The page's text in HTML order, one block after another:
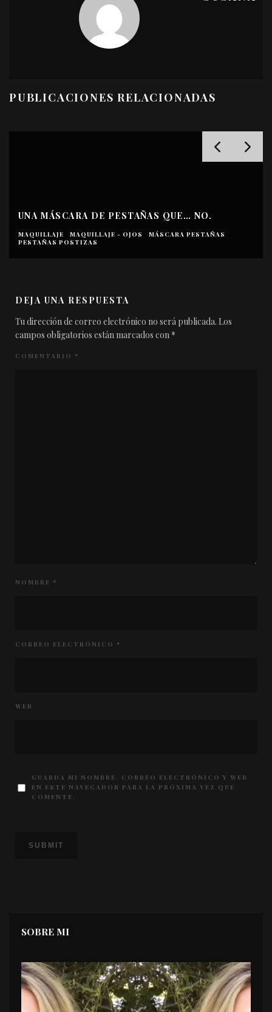
PUBLICACIONES RELACIONADAS
NO.
UNA BASE DE MAQUILLAJE BUENA,
BASE
DEJA UNA RESPUESTA
Tu dirección de correo electrónico no será publicada. Los
campos obligatorios están marcados con *
COMENTARIO *
NOMBRE *
CORREO ELECTRÓNICO *
WEB
GUARDA MI NOMBRE, CORREO ELECTRÓNICO Y WEB
EN ESTE NAVEGADOR PARA LA PRÓXIMA VEZ QUE
COMENTE.
SOBRE MI